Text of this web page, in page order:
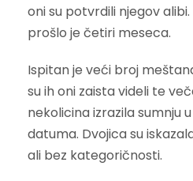
oni su potvrdili njegov
prošlo je četiri meseca.
Ispitan je veći broj
su ih oni zaista videli te
nekolicina izrazila sumnju
datuma. Dvojica su
ali bez kategoričnosti.